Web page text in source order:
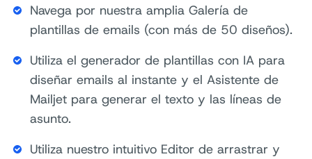
Navega por nuestra amplia Galería de
plantillas de emails (con más de 50 diseños).
Utiliza el generador de plantillas con IA para
diseñar emails al instante y el Asistente de
Mailjet para generar el texto y las líneas de
asunto.
Utiliza nuestro intuitivo Editor de arrastrar y